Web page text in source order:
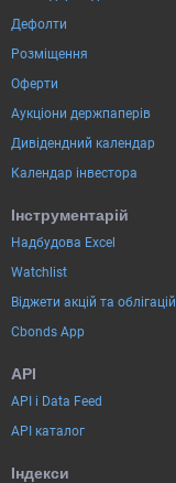
Дефолти
Розміщення
Оферти
Аукціони держпаперів
Дивідендний календар
Календар інвестора
Інструментарій
Надбудова Excel
Watchlist
Віджети акцій та облігацій
Cbonds App
API
API і Data Feed
API каталог
Індекси